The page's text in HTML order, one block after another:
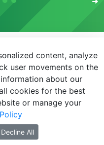
NEPTUN
E-learning
Adatvédelem
content, analyze
user movements on the
about our
cookies for the best
or manage your
Decline All